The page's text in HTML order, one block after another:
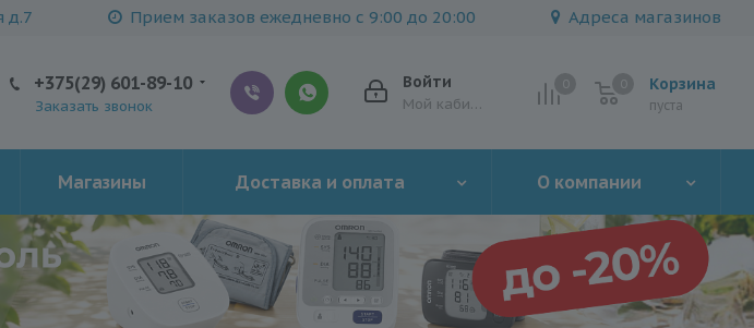
д.7 Прием заказов ежедневно с 9:00 до 20:00 Адреса магазинов
Корзина
пуста
Войти
Мой кабинет
+375(29) 601-89-10
Заказать звонок
Магазины Доставка и оплата О компании